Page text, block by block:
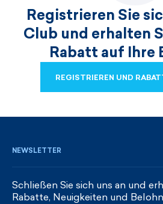
Registrieren Sie
Club und erhalten
Rabatt auf Ihre
REGISTRIEREN UND
NEWSLETTER
Schließen Sie sich uns an und
Rabatte, Neuigkeiten und